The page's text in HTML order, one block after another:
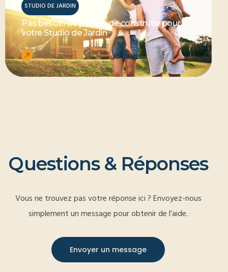
STUDIO DE JARDIN
Pas besoin de permis de construire pour
votre Studio de Jardin
Questions & Réponses
Vous ne trouvez pas votre réponse ici ? Envoyez-nous
simplement un message pour obtenir de l’aide.
Envoyer un message